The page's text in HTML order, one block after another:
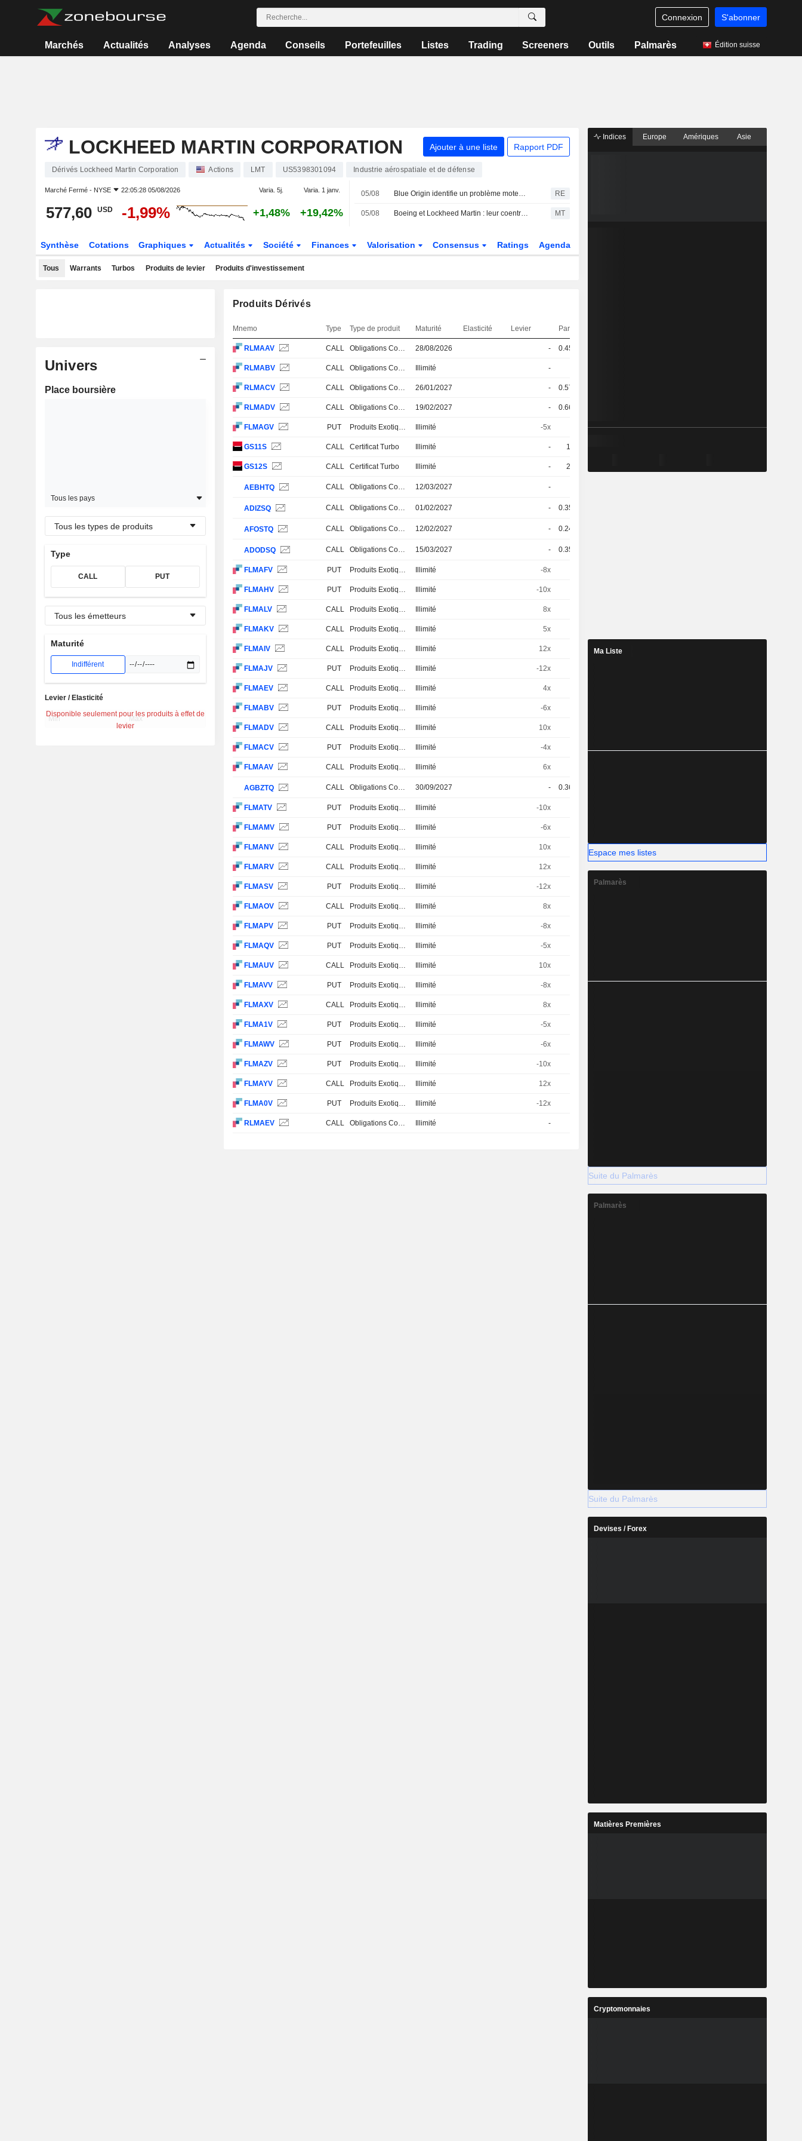
Connexion S'abonner
Marchés Actualités Analyses Agenda Conseils Portefeuilles Listes Trading Screeners Outils Palmarès Édition suisse
LOCKHEED MARTIN CORPORATION Ajouter à une liste Rapport PDF
Dérivés Lockheed Martin Corporation Actions LMT US5398301094 Industrie aérospatiale et de défense
Marché Fermé - NYSE 22:05:28 05/08/2026 Varia. 5j. Varia. 1 janv.
577,60 USD -1,99% +1,48% +19,42%
05/08 Blue Origin identifie un problème moteur comme cause de l'explosion de New Glenn RE
05/08 Boeing et Lockheed Martin : leur coentreprise cherche à lever 500 millions de dollars via un placement privé obligataire MT
Synthèse Cotations Graphiques Actualités Société Finances Valorisation Consensus Ratings Agenda
Tous Warrants Turbos Produits de levier Produits d'investissement
Univers
Place boursière
Tous les pays
Tous les types de produits
Type
CALL PUT
Tous les émetteurs
Maturité
Indifférent
Disponible seulement pour les produits à effet de
levier
Levier / Elasticité
Produits Dérivés
Mnemo Type Type de produit Maturité Elasticité Levier Parité
RLMAAV CALL Obligations Convertibles 28/08/2026 - 0.452
RLMABV CALL Obligations Convertibles Illimité -
RLMACV CALL Obligations Convertibles 26/01/2027 - 0.578
RLMADV CALL Obligations Convertibles 19/02/2027 - 0.668
FLMAGV PUT Produits Exotiques Illimité -5x -CHF
GS11S CALL Certificat Turbo Illimité - 10
GS12S CALL Certificat Turbo Illimité - 20
AEBHTQ CALL Obligations Convertibles 12/03/2027 -
ADIZSQ CALL Obligations Convertibles 01/02/2027 - 0.351
AFOSTQ CALL Obligations Convertibles 12/02/2027 - 0.243
ADODSQ CALL Obligations Convertibles 15/03/2027 - 0.352
FLMAFV PUT Produits Exotiques Illimité -8x
FLMAHV PUT Produits Exotiques Illimité -10x
FLMALV CALL Produits Exotiques Illimité 8x
FLMAKV CALL Produits Exotiques Illimité 5x
FLMAIV CALL Produits Exotiques Illimité 12x
FLMAJV PUT Produits Exotiques Illimité -12x
FLMAEV CALL Produits Exotiques Illimité 4x
FLMABV PUT Produits Exotiques Illimité -6x
FLMADV CALL Produits Exotiques Illimité 10x
FLMACV PUT Produits Exotiques Illimité -4x
FLMAAV CALL Produits Exotiques Illimité 6x
AGBZTQ CALL Obligations Convertibles 30/09/2027 - 0.363
FLMATV PUT Produits Exotiques Illimité -10x
FLMAMV PUT Produits Exotiques Illimité -6x
FLMANV CALL Produits Exotiques Illimité 10x
FLMARV CALL Produits Exotiques Illimité 12x
FLMASV PUT Produits Exotiques Illimité -12x -
FLMAOV CALL Produits Exotiques Illimité 8x
FLMAPV PUT Produits Exotiques Illimité -8x
FLMAQV PUT Produits Exotiques Illimité -5x
FLMAUV CALL Produits Exotiques Illimité 10x
FLMAVV PUT Produits Exotiques Illimité -8x
FLMAXV CALL Produits Exotiques Illimité 8x
FLMA1V PUT Produits Exotiques Illimité -5x
FLMAWV PUT Produits Exotiques Illimité -6x
FLMAZV PUT Produits Exotiques Illimité -10x
FLMAYV CALL Produits Exotiques Illimité 12x
FLMA0V PUT Produits Exotiques Illimité -12x
RLMAEV CALL Obligations Convertibles Illimité -
Indices Europe Amériques Asie
Ma Liste
Espace mes listes
Palmarès
Suite du Palmarès
Palmarès
Suite du Palmarès
Devises / Forex
Matières Premières
Cryptomonnaies